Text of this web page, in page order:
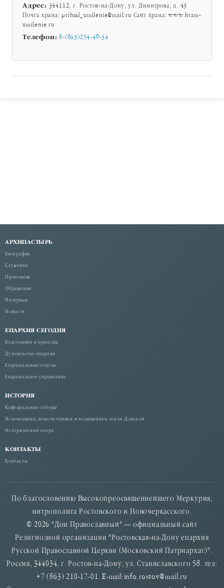
Адрес: 344112, г. Ростов-на-Дону, ул. Димитрова, д. 43
Почта храма: prihod_umilenie@mail.ru Сайт храма: www.hram-
umilenie.ru
Телефон: 8-(863)254-49-34
АРХИПАСТЫРЬ
Биография
Служения
Проповеди
Обращения
Интервью
Новости
ЕПАРХИЯ СЕГОДНЯ
Благочиния и приходы
Духовенство епархии
Епархиальные отделы
Епархиальное управление
ИСТОРИЯ
Кафедральные соборы
Исповедники, новомученики и подвижники земли Донской
Исторический очерк
КОНТАКТЫ
Контакты
По благословению Высокопреосвященнейшего Меркурия,
митрополита Ростовского и Новочеркасского.
© 2026 "Дон Православный" — официальный сайт
Религиозной организации "Ростовская-на-Дону епархия
Русской Православной Церкви (Московский Патриархат)".
Россия, 344034, г. Ростов-на-Дону, ул. Станиславского 58. тел:
+7 (863) 210-17-01. E-mail:info.rostov@mail.ru